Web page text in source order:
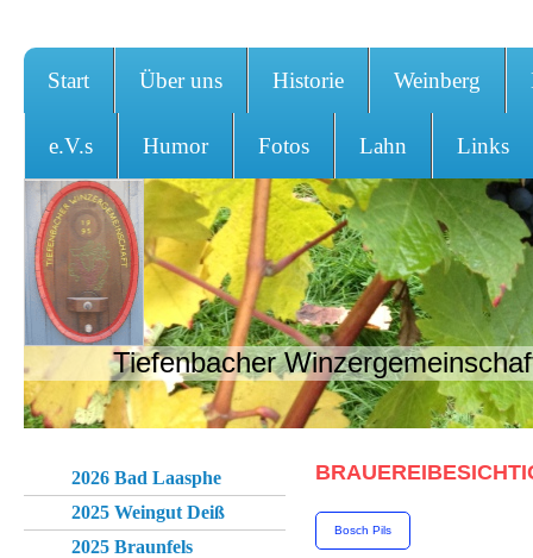
Start Über uns Historie Weinberg
e.V.s Humor Fotos Lahn Links
Tiefenbacher
2026 Bad Laasphe
2025 Weingut Deiß
2025 Braunfels
Bosch Pils